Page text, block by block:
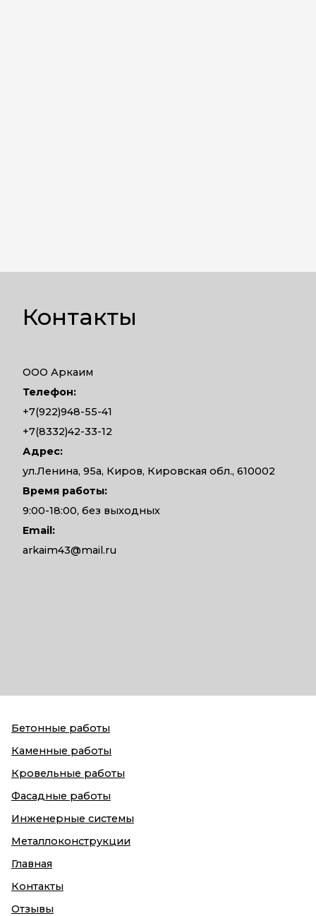
Контакты
ООО Аркаим
Телефон:
+7(922)948-55-41
+7(8332)42-33-12
Адрес:
ул.Ленина, 95а, Киров, Кировская обл., 610002
Время работы:
9:00-18:00, без выходных
Email:
arkaim43@mail.ru
Бетонные работы
Каменные работы
Кровельные работы
Фасадные работы
Инженерные системы
Металлоконструкции
Главная
Контакты
Отзывы